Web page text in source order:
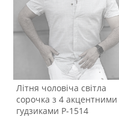
Літня чоловіча світла
сорочка з 4 акцентними
гудзиками Р-1514